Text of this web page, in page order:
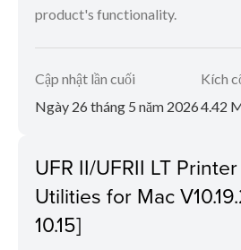
product's functionality.
Cập nhật lần cuối
Ngày 26 tháng 5 năm 2026
Kích
4.42
UFR II/UFRII LT
Utilities for Mac
10.15]